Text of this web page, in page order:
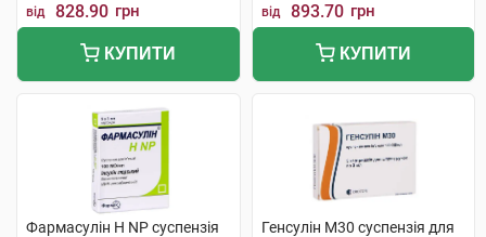
від 828.90 грн
КУПИТИ
від 893.70 грн
КУПИТИ
Фармасулін H NP суспензія
Генсулін М30 суспензія для